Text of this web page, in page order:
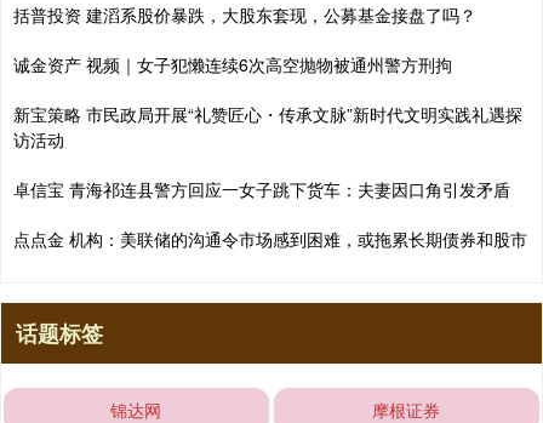
括普投资 建滔系股价暴跌，大股东套现，公募基金接盘了吗？
诚金资产 视频｜女子犯懒连续6次高空抛物被通州警方刑拘
新宝策略 市民政局开展“礼赞匠心・传承文脉”新时代文明实践礼遇探
访活动
卓信宝 青海祁连县警方回应一女子跳下货车：夫妻因口角引发矛盾
点点金 机构：美联储的沟通令市场感到困难，或拖累长期债券和股市
话题标签
锦达网 摩根证券